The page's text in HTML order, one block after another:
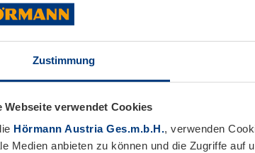
Zustimmung
Webseite verwendet Cookies
Hörmann Austria Ges.m.b.H., verwenden
Medien anbieten zu können und die Zugriffe auf